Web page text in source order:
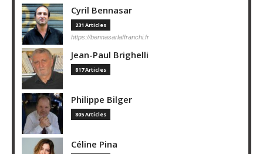
Cyril Bennasar
231 Articles
https://bennasarlaffranchi.fr
Jean-Paul Brighelli
817 Articles
Philippe Bilger
805 Articles
Céline Pina